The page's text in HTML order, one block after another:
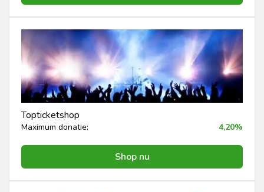
Topticketshop
Maximum donatie: 4,20%
Shop nu